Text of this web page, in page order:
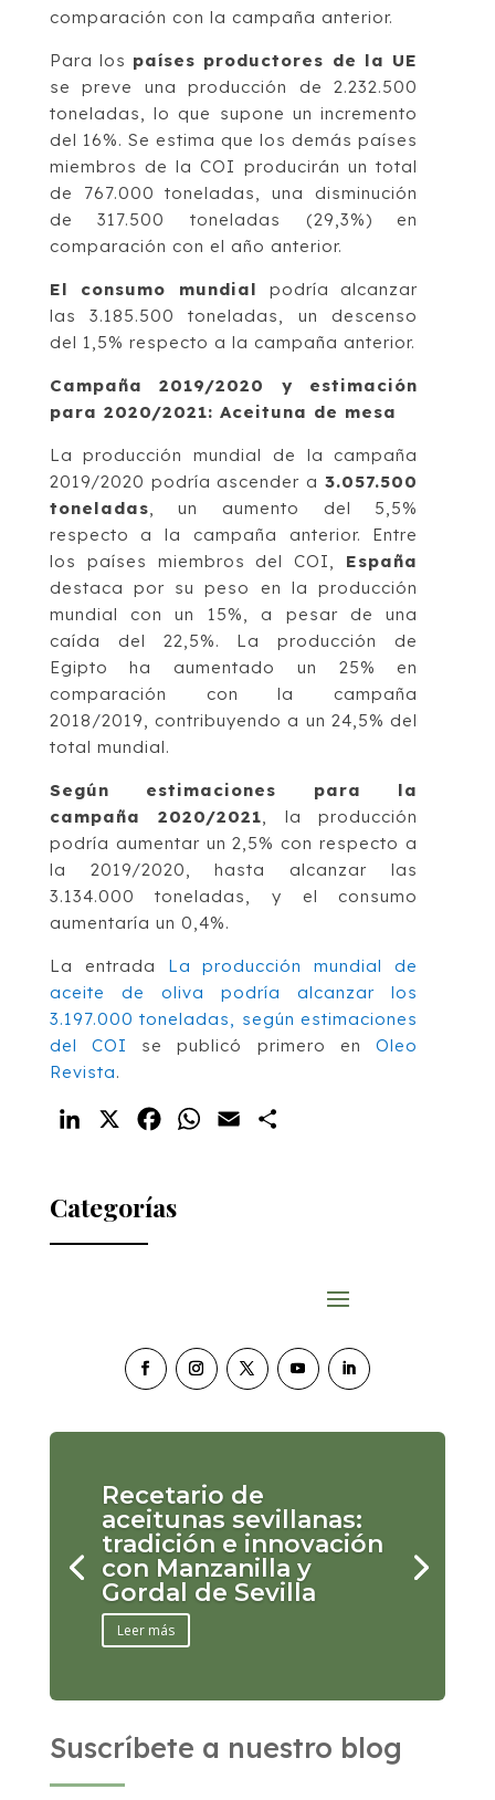
comparación con la campaña anterior.
Para los países productores de la UE
se preve una producción de 2.232.500
toneladas, lo que supone un incremento
del 16%. Se estima que los demás países
miembros de la COI producirán un total
de 767.000 toneladas, una disminución
de 317.500 toneladas (29,3%) en
comparación con el año anterior.
El consumo mundial
podría alcanzar
las 3.185.500 toneladas, un descenso
del 1,5% respecto a la campaña anterior.
Campaña 2019/2020 y estimación
para 2020/2021: Aceituna de mesa
La producción mundial de la campaña
2019/2020 podría ascender a3.057.500
toneladas, un aumento del 5,5%
respecto a la campaña anterior. Entre
los países miembros del COI, España
destaca por su peso en la producción
mundial con un 15%, a pesar de una
caída del 22,5%. La producción de
Egipto ha aumentado un 25% en
comparación con la campaña
2018/2019, contribuyendo a un 24,5% del
total mundial.
Según estimaciones para la
campaña 2020/2021, la producción
podría aumentar un 2,5% con respecto a
la 2019/2020, hasta alcanzar las
3.134.000 toneladas, y el consumo
aumentaría un 0,4%.
La entrada La producción mundial de
aceite de oliva podría alcanzar los
3.197.000 toneladas, según estimaciones
del COI
se publicó primero enOleo
Revista.
LinkedIn FacebookWhatsApp
Email
Categorías
Recetario de
aceitunas sevillanas:
tradición e innovación
con Manzanilla y
Gordal de Sevilla
Leer más
Suscríbete a nuestro blog